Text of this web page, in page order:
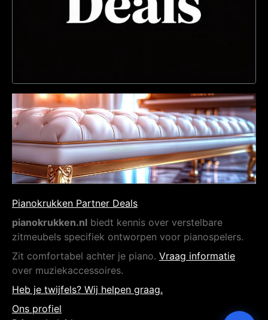
Pianokrukken Partner Deals
pianokrukken.nl biedt kennis over verstelbare
zitmeubels specifiek ontworpen voor pianospelers.
Zit comfortabel achter je piano. Vraag informatie
over muziekaccessoires.
Heb je twijfels? Wij helpen graag.
Ons profiel